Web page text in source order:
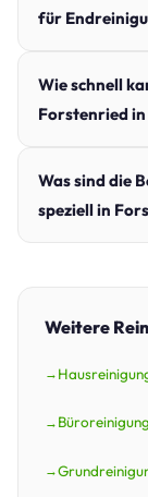
für
Wie schnell
Forstenried
Was sind die
speziell in
Weitere